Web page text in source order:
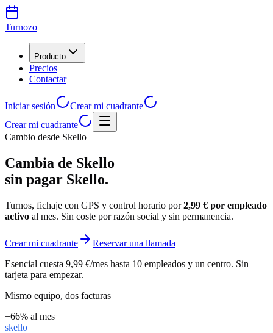
Turnozo
Producto
Precios
Contactar
Iniciar sesión
Crear mi cuadrante
Crear mi cuadrante
Cambio desde Skello
Cambia de Skello
sin pagar Skello.
Turnos, fichaje con GPS y control horario por 2,99 € por empleado
activo al mes. Sin coste por razón social y sin permanencia.
Crear mi cuadrante
Reservar una llamada
Esencial cuesta 9,99 €/mes hasta 10 empleados y un centro. Sin
tarjeta para empezar.
Mismo equipo, dos facturas
−66% al mes
skello